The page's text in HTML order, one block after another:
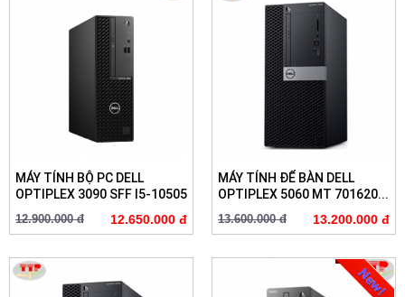
MÁY TÍNH BỘ PC DELL
OPTIPLEX 3090 SFF I5-10505
12.900.000 đ 12.650.000 đ
MÁY TÍNH ĐỂ BÀN DELL
OPTIPLEX 5060 MT 701620...
13.600.000 đ 13.200.000 đ